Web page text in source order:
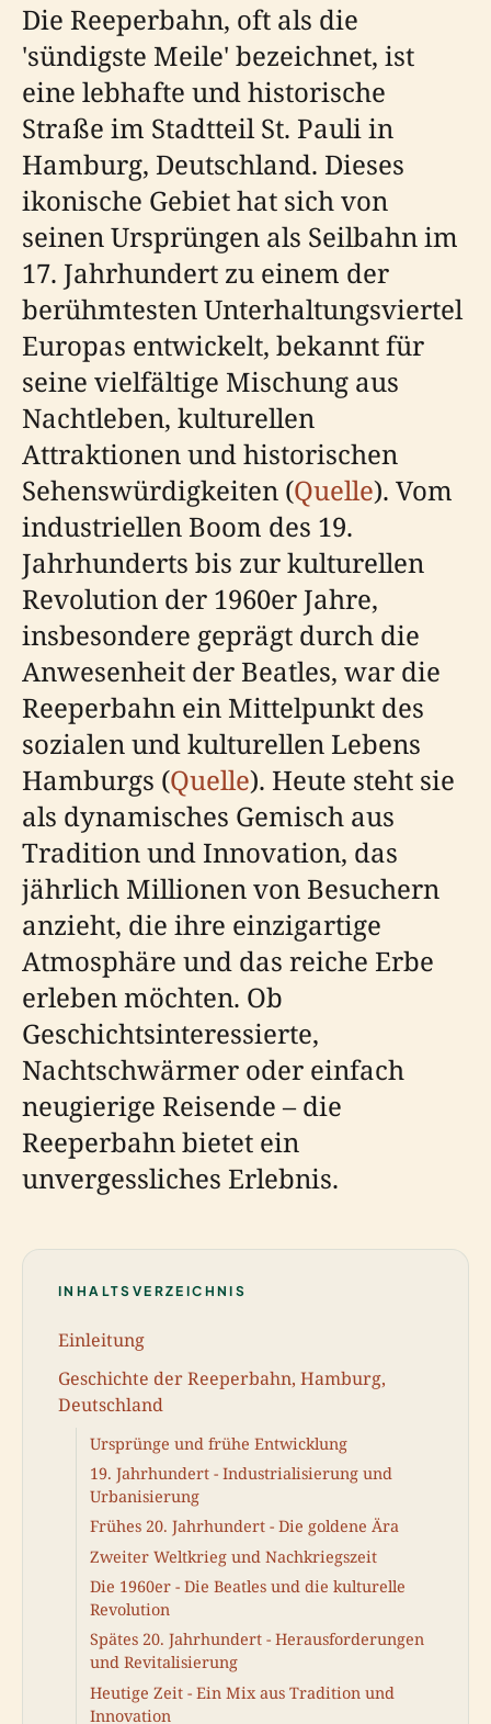
Die Reeperbahn, oft als die
'sündigste Meile' bezeichnet, ist
eine lebhafte und historische
Straße im Stadtteil St. Pauli in
Hamburg, Deutschland. Dieses
ikonische Gebiet hat sich von
seinen Ursprüngen als Seilbahn im
17. Jahrhundert zu einem der
berühmtesten Unterhaltungsviertel
Europas entwickelt, bekannt für
seine vielfältige Mischung aus
Nachtleben, kulturellen
Attraktionen und historischen
Sehenswürdigkeiten (Quelle). Vom
industriellen Boom des 19.
Jahrhunderts bis zur kulturellen
Revolution der 1960er Jahre,
insbesondere geprägt durch die
Anwesenheit der Beatles, war die
Reeperbahn ein Mittelpunkt des
sozialen und kulturellen Lebens
Hamburgs (Quelle). Heute steht sie
als dynamisches Gemisch aus
Tradition und Innovation, das
jährlich Millionen von Besuchern
anzieht, die ihre einzigartige
Atmosphäre und das reiche Erbe
erleben möchten. Ob
Geschichtsinteressierte,
Nachtschwärmer oder einfach
neugierige Reisende – die
Reeperbahn bietet ein
unvergessliches Erlebnis.
INHALTSVERZEICHNIS
Einleitung
Geschichte der Reeperbahn, Hamburg,
Deutschland
Ursprünge und frühe Entwicklung
19. Jahrhundert - Industrialisierung und
Urbanisierung
Frühes 20. Jahrhundert - Die goldene Ära
Zweiter Weltkrieg und Nachkriegszeit
Die 1960er - Die Beatles und die kulturelle
Revolution
Spätes 20. Jahrhundert - Herausforderungen
und Revitalisierung
Heutige Zeit - Ein Mix aus Tradition und
Innovation